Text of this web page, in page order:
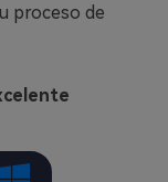
proceso de